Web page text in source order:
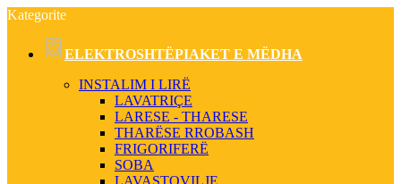
Kategorite
ELEKTROSHTËPIAKET E MËDHA
INSTALIM I LIRË
LAVATRIÇE
LARESE - THARESE
THARËSE RROBASH
FRIGORIFERË
SOBA
LAVASTOVILJE